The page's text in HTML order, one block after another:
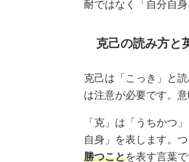
耐ではなく「自分自
克己の読み方と
克己は「こっき」と
は注意が必要です。意
「克」は「うちかつ
自身」を表します。
勝つことを表す言葉で